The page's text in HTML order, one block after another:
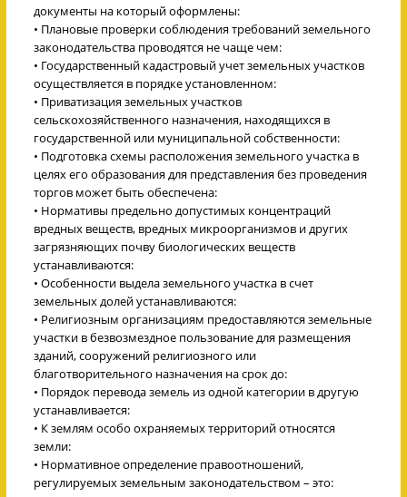
документы на который оформлены:
• Плановые проверки соблюдения требований земельного
законодательства проводятся не чаще чем:
• Государственный кадастровый учет земельных участков
осуществляется в порядке установленном:
• Приватизация земельных участков
сельскохозяйственного назначения, находящихся в
государственной или муниципальной собственности:
• Подготовка схемы расположения земельного участка в
целях его образования для представления без проведения
торгов может быть обеспечена:
• Нормативы предельно допустимых концентраций
вредных веществ, вредных микроорганизмов и других
загрязняющих почву биологических веществ
устанавливаются:
• Особенности выдела земельного участка в счет
земельных долей устанавливаются:
• Религиозным организациям предоставляются земельные
участки в безвозмездное пользование для размещения
зданий, сооружений религиозного или
благотворительного назначения на срок до:
• Порядок перевода земель из одной категории в другую
устанавливается:
• К землям особо охраняемых территорий относятся
земли:
• Нормативное определение правоотношений,
регулируемых земельным законодательством – это: